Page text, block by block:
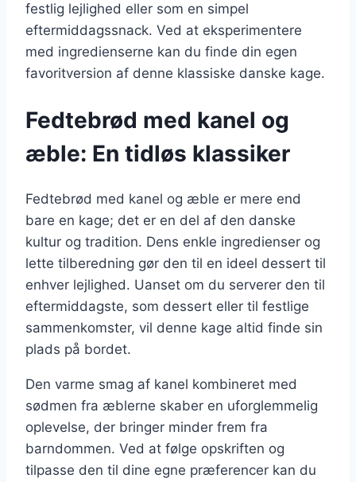
festlig lejlighed eller som en simpel
eftermiddagssnack. Ved at eksperimentere
med ingredienserne kan du finde din egen
favoritversion af denne klassiske danske kage.
Fedtebrød med kanel og
æble: En tidløs klassiker
Fedtebrød med kanel og æble er mere end
bare en kage; det er en del af den danske
kultur og tradition. Dens enkle ingredienser og
lette tilberedning gør den til en ideel dessert til
enhver lejlighed. Uanset om du serverer den til
eftermiddagste, som dessert eller til festlige
sammenkomster, vil denne kage altid finde sin
plads på bordet.
Den varme smag af kanel kombineret med
sødmen fra æblerne skaber en uforglemmelig
oplevelse, der bringer minder frem fra
barndommen. Ved at følge opskriften og
tilpasse den til dine egne præferencer kan du